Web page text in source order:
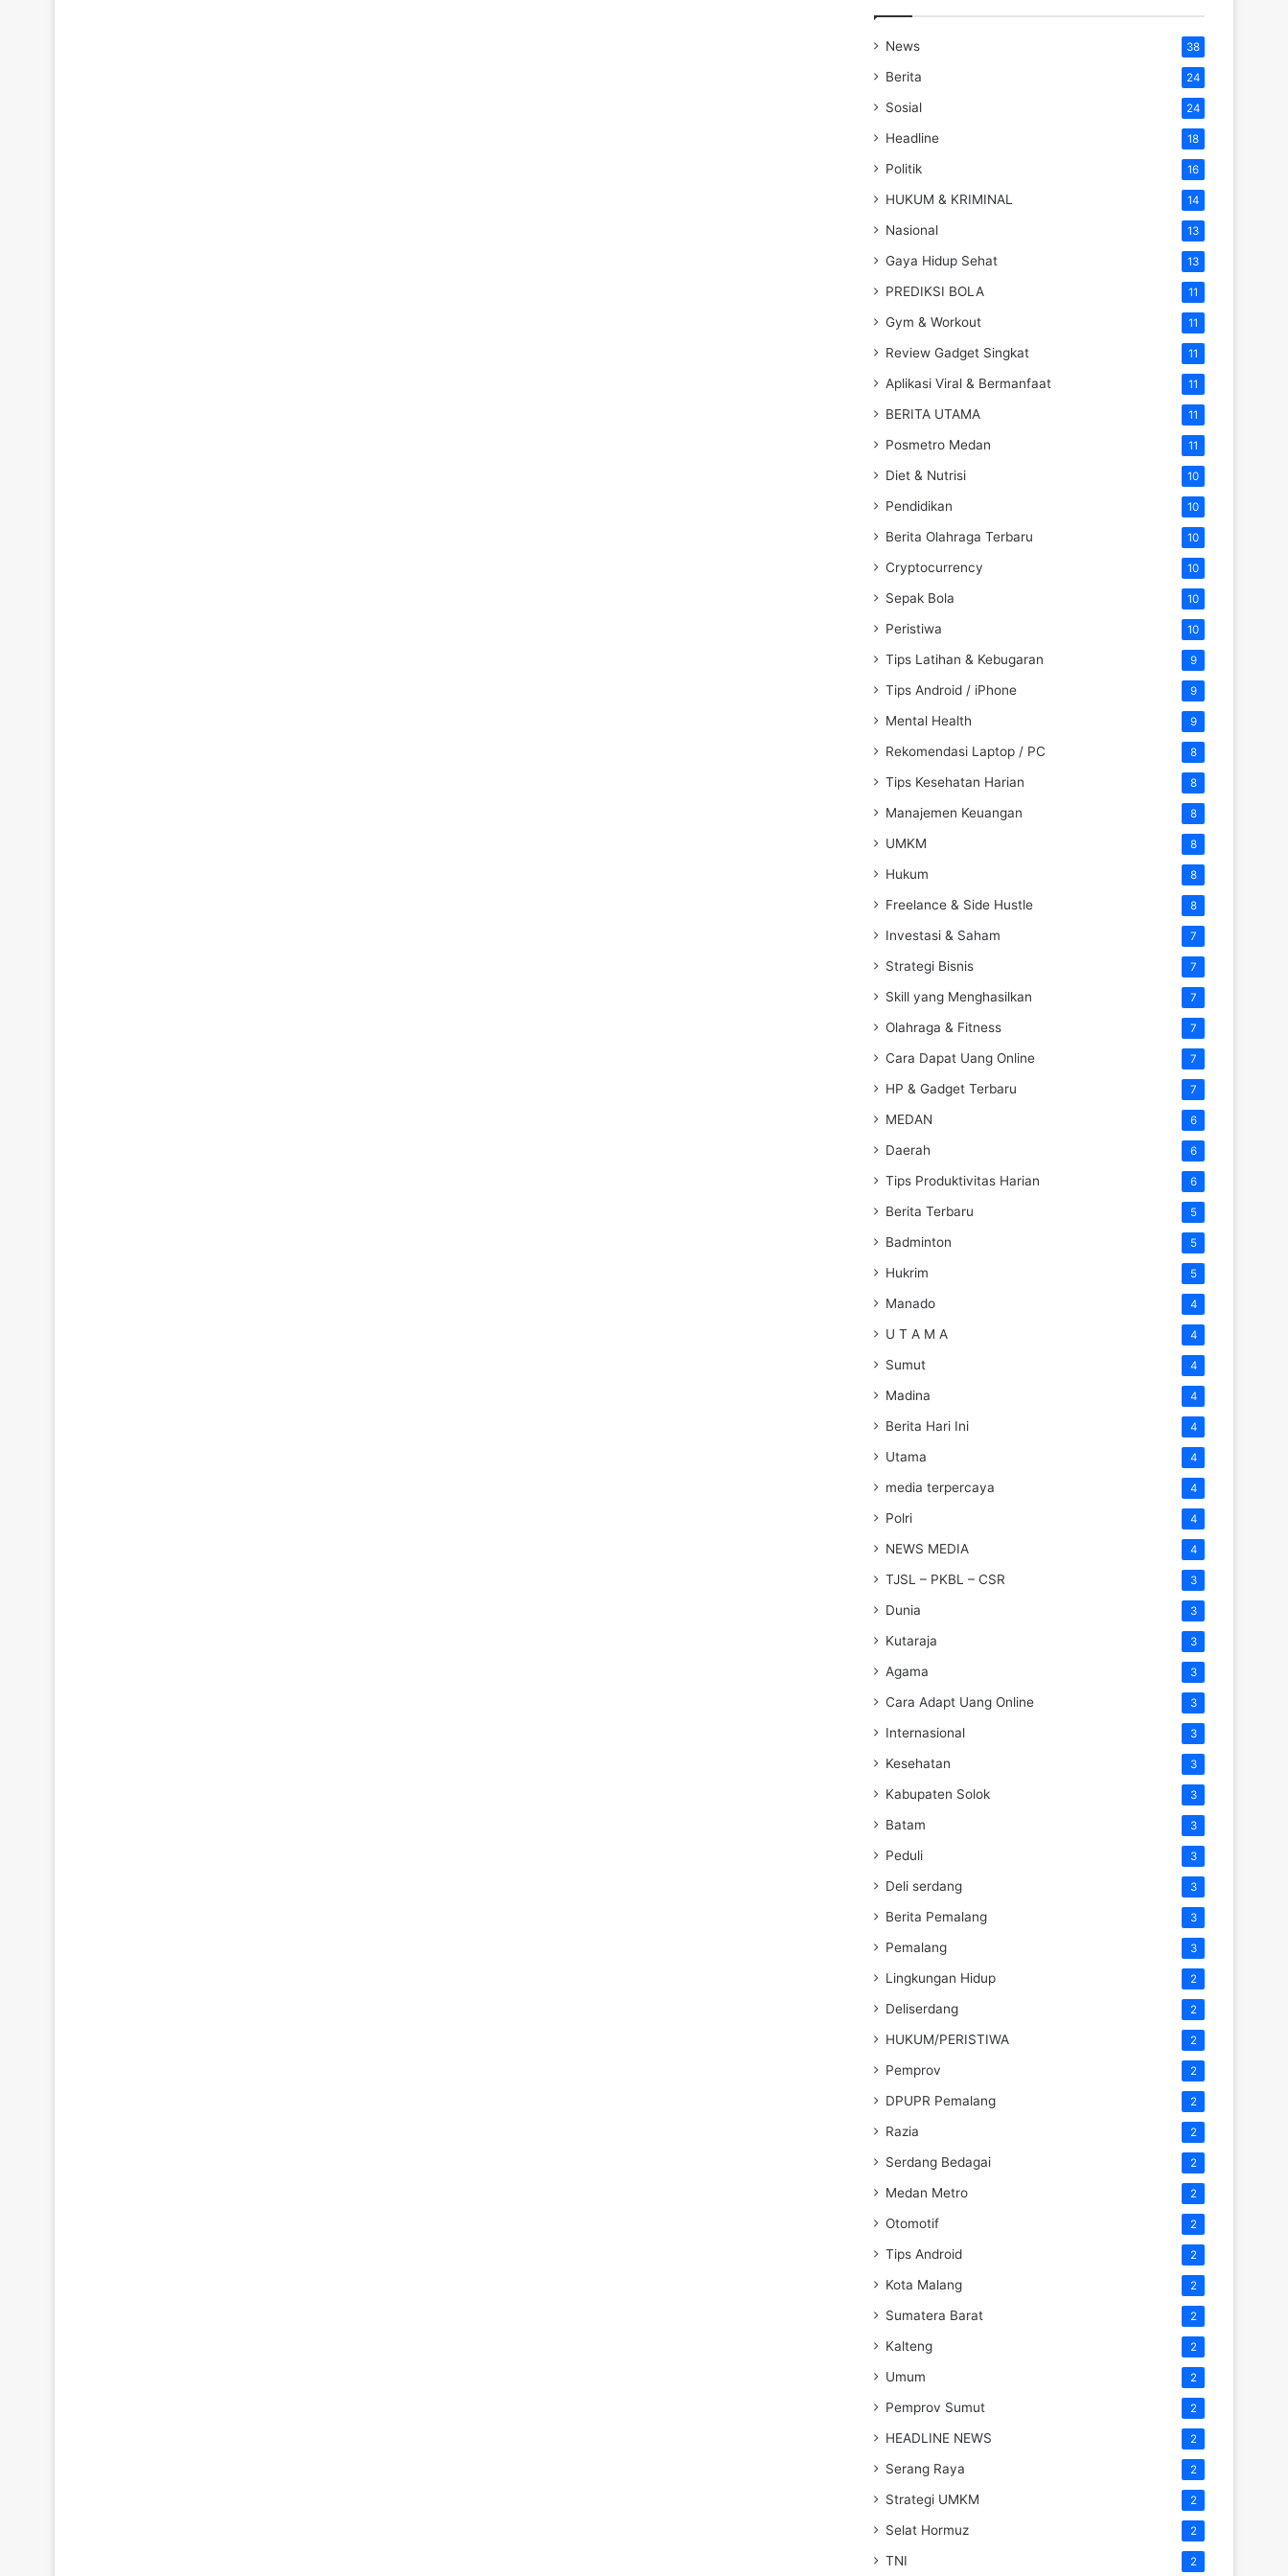
News 38
Berita 24
Sosial 24
Headline 18
Politik 16
HUKUM & KRIMINAL 14
Nasional 13
Gaya Hidup Sehat 13
PREDIKSI BOLA 11
Gym & Workout 11
Review Gadget Singkat 11
Aplikasi Viral & Bermanfaat 11
BERITA UTAMA 11
Posmetro Medan 11
Diet & Nutrisi 10
Pendidikan 10
Berita Olahraga Terbaru 10
Cryptocurrency 10
Sepak Bola 10
Peristiwa 10
Tips Latihan & Kebugaran 9
Tips Android / iPhone 9
Mental Health 9
Rekomendasi Laptop / PC 8
Tips Kesehatan Harian 8
Manajemen Keuangan 8
UMKM 8
Hukum 8
Freelance & Side Hustle 8
Investasi & Saham 7
Strategi Bisnis 7
Skill yang Menghasilkan 7
Olahraga & Fitness 7
Cara Dapat Uang Online 7
HP & Gadget Terbaru 7
MEDAN 6
Daerah 6
Tips Produktivitas Harian 6
Berita Terbaru 5
Badminton 5
Hukrim 5
Manado 4
U T A M A 4
Sumut 4
Madina 4
Berita Hari Ini 4
Utama 4
media terpercaya 4
Polri 4
NEWS MEDIA 4
TJSL – PKBL – CSR 3
Dunia 3
Kutaraja 3
Agama 3
Cara Adapt Uang Online 3
Internasional 3
Kesehatan 3
Kabupaten Solok 3
Batam 3
Peduli 3
Deli serdang 3
Berita Pemalang 3
Pemalang 3
Lingkungan Hidup 2
Deliserdang 2
HUKUM/PERISTIWA 2
Pemprov 2
DPUPR Pemalang 2
Razia 2
Serdang Bedagai 2
Medan Metro 2
Otomotif 2
Tips Android 2
Kota Malang 2
Sumatera Barat 2
Kalteng 2
Umum 2
Pemprov Sumut 2
HEADLINE NEWS 2
Serang Raya 2
Strategi UMKM 2
Selat Hormuz 2
TNI 2